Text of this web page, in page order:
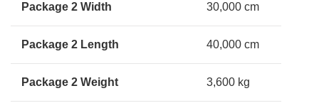
Package 2 Width 30,000 cm
Package 2 Length 40,000 cm
Package 2 Weight 3,600 kg